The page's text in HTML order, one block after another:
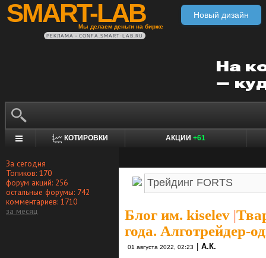
SMART-LAB
Мы делаем деньги на бирже
Новый дизайн
РЕКЛАМА • CONFA.SMART-LAB.RU
КОТИРОВКИ АКЦИИ +61
За сегодня
Топиков: 170
форум акций: 256
остальные форумы: 742
комментариев: 1710
за месяц
Блог им. kiselev |
года. Алготрейдер-
01 августа 2022, 02:23 А.К.